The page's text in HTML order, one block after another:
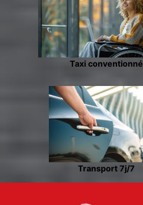
Taxi conventionné
Transport 7j/7